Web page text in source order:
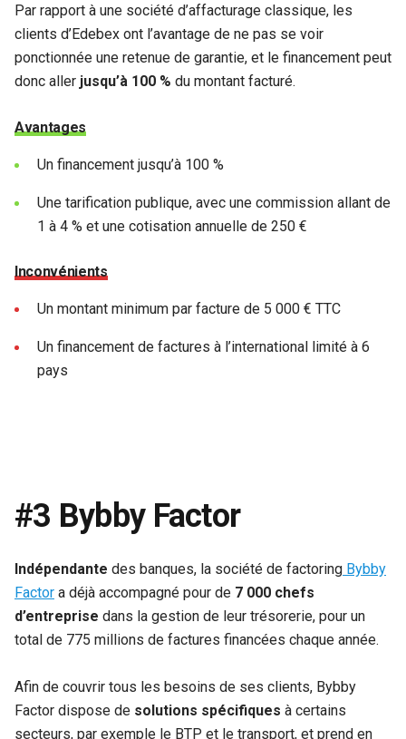
Par rapport à une société d’affacturage classique, les
clients d’Edebex ont l’avantage de ne pas se voir
ponctionnée une retenue de garantie, et le financement peut
donc aller jusqu’à 100 % du montant facturé.
Avantages
Un financement jusqu’à 100 %
Une tarification publique, avec une commission allant de
1 à 4 % et une cotisation annuelle de 250 €
Inconvénients
Un montant minimum par facture de 5 000 € TTC
Un financement de factures à l’international limité à 6
pays
#3 Bybby Factor
Indépendante des banques, la société de factoring Bybby
Factor a déjà accompagné pour de 7 000 chefs
d’entreprise dans la gestion de leur trésorerie, pour un
total de 775 millions de factures financées chaque année.
Afin de couvrir tous les besoins de ses clients, Bybby
Factor dispose de solutions spécifiques à certains
secteurs, par exemple le BTP et le transport, et prend en